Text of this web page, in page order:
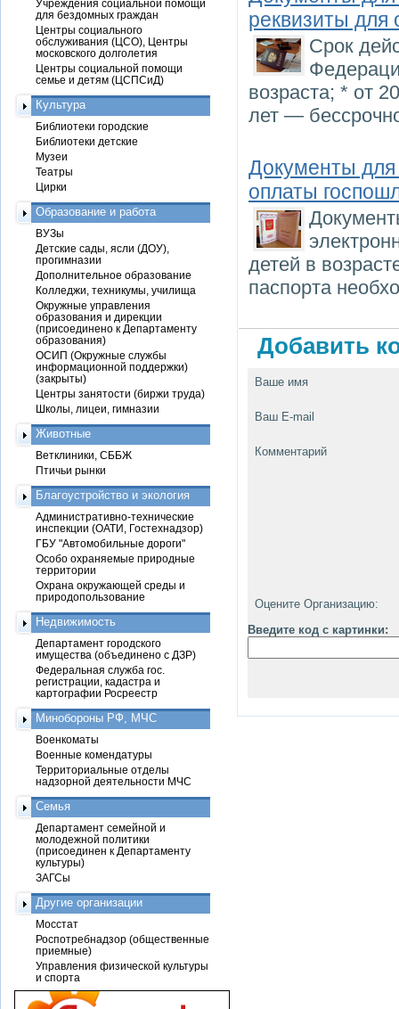
реквизиты для
Срок
возраста; * от
лет —
Документы для
оплаты
детей в
паспорта
Добавить
Ваше имя
Ваш E-mail
Комментарий
Оцените Организацию:
Введите код с картинки:
Учреждения социальной помощи
для бездомных граждан
Центры социального
обслуживания (ЦСО), Центры
московского долголетия
Центры социальной помощи
семье и детям (ЦСПСиД)
Культура
Библиотеки городские
Библиотеки детские
Музеи
Театры
Цирки
Образование и работа
ВУЗы
Детские сады, ясли (ДОУ),
прогимназии
Дополнительное образование
Колледжи, техникумы, училища
Окружные управления
образования и дирекции
(присоединено к Департаменту
образования)
ОСИП (Окружные службы
информационной поддержки)
(закрыты)
Центры занятости (биржи труда)
Школы, лицеи, гимназии
Животные
Ветклиники, СББЖ
Птичьи рынки
Благоустройство и экология
Административно-технические
инспекции (ОАТИ, Гостехнадзор)
ГБУ "Автомобильные дороги"
Особо охраняемые природные
территории
Охрана окружающей среды и
природопользование
Недвижимость
Департамент городского
имущества (объединено с ДЗР)
Федеральная служба гос.
регистрации, кадастра и
картографии Росреестр
Минобороны РФ, МЧС
Военкоматы
Военные комендатуры
Территориальные отделы
надзорной деятельности МЧС
Семья
Департамент семейной и
молодежной политики
(присоединен к Департаменту
культуры)
ЗАГСы
Другие организации
Мосстат
Роспотребнадзор (общественные
приемные)
Управления физической культуры
и спорта